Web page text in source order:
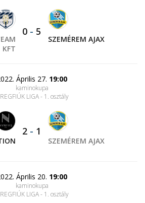
KFT
0 - 5
SZEMÉREM AJAX
Április 27. 19:00
kaminokupa
LIGA - 1. osztály
2 - 1
SZEMÉREM AJAX
Április 20. 19:00
kaminokupa
LIGA - 1. osztály